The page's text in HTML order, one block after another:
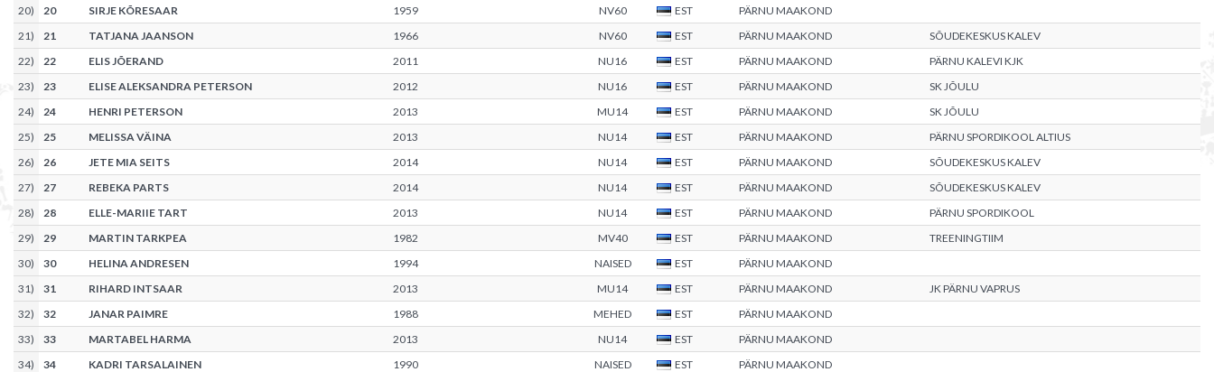
20) 20 SIRJE KÕRESAAR 1959 NV60 EST
PÄRNU MAAKOND
21) 21 TATJANA JAANSON 1966 NV60 EST PÄRNU MAAKOND
SÕUDEKESKUS KALEV
22) 22 ELIS JÕERAND 2011 NU16 EST PÄRNU MAAKOND
PÄRNU KALEVI KJK
23) 23 ELISE ALEKSANDRA PETERSON 2012 NU16 EST PÄRNU MAAKOND
SK JÕULU
24) 24 HENRI PETERSON 2013 MU14 EST PÄRNU MAAKOND
SK JÕULU
25) 25 MELISSA VÄINA 2013 NU14 EST PÄRNU MAAKOND
PÄRNU SPORDIKOOL ALTIUS
26) 26 JETE MIA SEITS 2014 NU14 EST PÄRNU MAAKOND
SÕUDEKESKUS KALEV
27) 27 REBEKA PARTS 2014 NU14 EST PÄRNU MAAKOND
SÕUDEKESKUS KALEV
28) 28 ELLE-MARIIE TART 2013 NU14 EST PÄRNU MAAKOND
PÄRNU SPORDIKOOL
29) 29 MARTIN TARKPEA 1982 MV40 EST PÄRNU MAAKOND
TREENINGTIIM
30) 30 HELINA ANDRESEN 1994 NAISED EST
PÄRNU MAAKOND
31) 31 RIHARD INTSAAR 2013 MU14 EST PÄRNU MAAKOND
JK PÄRNU VAPRUS
32) 32 JANAR PAIMRE 1988 MEHED EST
PÄRNU MAAKOND
33) 33 MARTABEL HARMA 2013 NU14 EST
PÄRNU MAAKOND
34) 34 KADRI TARSALAINEN 1990 NAISED EST
PÄRNU MAAKOND